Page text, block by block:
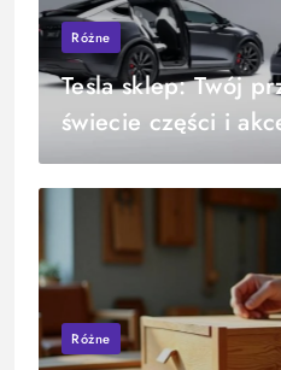
Różne
Tesla sklep: Twój
świecie części i
Różne